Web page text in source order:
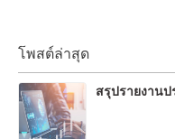
ตามรายงานของ EIA สหรัฐ
ของโลกในช่วงไตรมาสที่
กัน Gazprom บริษัทผู้ผลิต
ปริมาณการขายให้กับเยอ
สหภาพยุโรปแย่ลงไปอีก สิ่ง
โพสต์ล่าสุด
สรุปรายงานป